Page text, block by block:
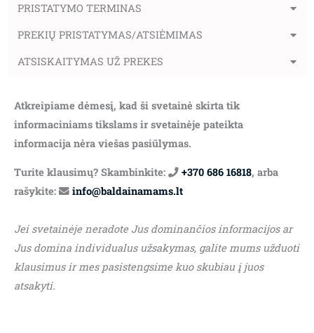
PRISTATYMO TERMINAS
PREKIŲ PRISTATYMAS/ATSIĖMIMAS
ATSISKAITYMAS UŽ PREKES
Atkreipiame dėmesį, kad ši svetainė skirta tik
informaciniams tikslams ir svetainėje pateikta
informacija nėra viešas pasiūlymas.
Turite klausimų? Skambinkite: +370 686 16818, arba
rašykite:
info@baldainamams.lt
Jei svetainėje neradote Jus dominančios informacijos ar
Jus domina individualus užsakymas, galite mums užduoti
klausimus ir mes pasistengsime kuo skubiau į juos
atsakyti.